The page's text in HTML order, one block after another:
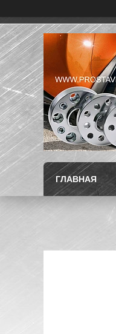
ГЛАВНАЯ